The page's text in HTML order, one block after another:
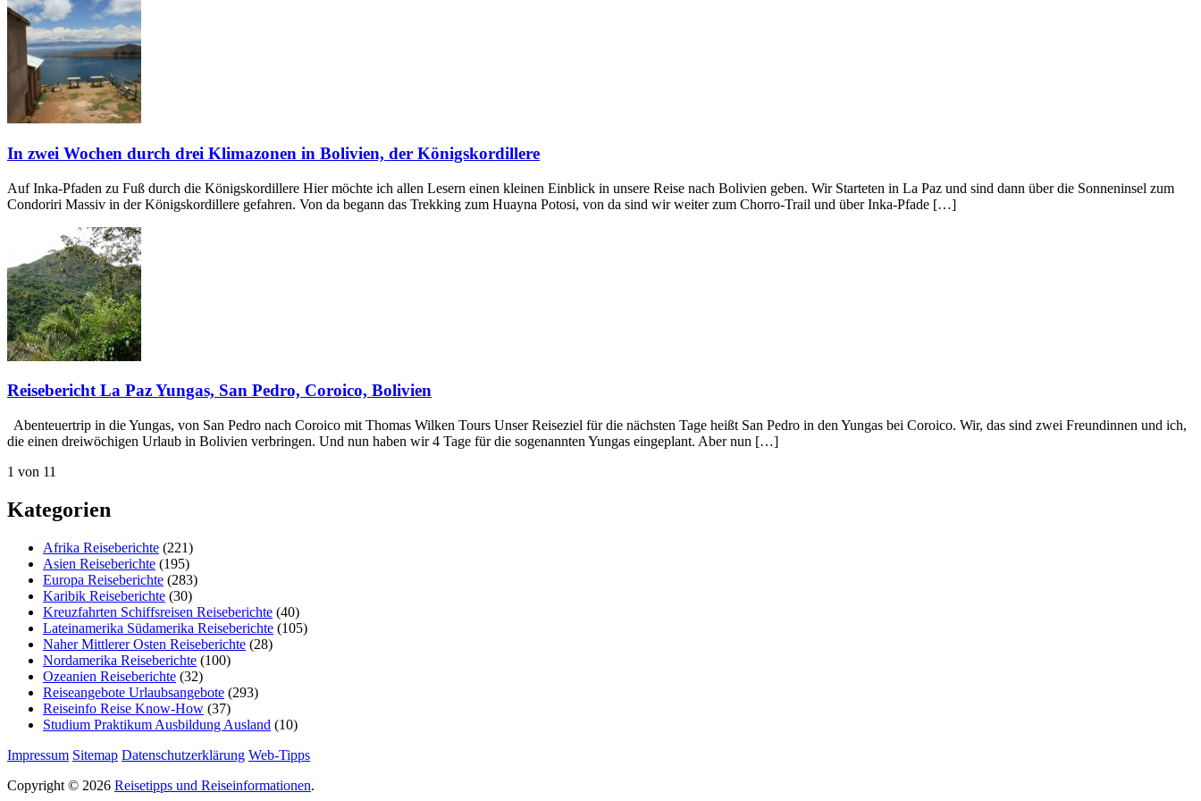
In zwei Wochen durch drei Klimazonen in Bolivien, der Königskordillere
Auf Inka-Pfaden zu Fuß durch die Königskordillere Hier möchte ich allen Lesern einen kleinen Einblick in unsere Reise nach Bolivien geben. Wir Starteten in La Paz und sind dann über die Sonneninsel zum
Condoriri Massiv in der Königskordillere gefahren. Von da begann das Trekking zum Huayna Potosi, von da sind wir weiter zum Chorro-Trail und über Inka-Pfade […]
Reisebericht La Paz Yungas, San Pedro, Coroico, Bolivien
Abenteuertrip in die Yungas, von San Pedro nach Coroico mit Thomas Wilken Tours Unser Reiseziel für die nächsten Tage heißt San Pedro in den Yungas bei Coroico. Wir, das sind zwei Freundinnen und ich,
die einen dreiwöchigen Urlaub in Bolivien verbringen. Und nun haben wir 4 Tage für die sogenannten Yungas eingeplant. Aber nun […]
1 von 11
Kategorien
Afrika Reiseberichte (221)
Asien Reiseberichte (195)
Europa Reiseberichte (283)
Karibik Reiseberichte (30)
Kreuzfahrten Schiffsreisen Reiseberichte (40)
Lateinamerika Südamerika Reiseberichte (105)
Naher Mittlerer Osten Reiseberichte (28)
Nordamerika Reiseberichte (100)
Ozeanien Reiseberichte (32)
Reiseangebote Urlaubsangebote (293)
Reiseinfo Reise Know-How (37)
Studium Praktikum Ausbildung Ausland (10)
Impressum Sitemap Datenschutzerklärung Web-Tipps
Copyright © 2026 Reisetipps und Reiseinformationen.